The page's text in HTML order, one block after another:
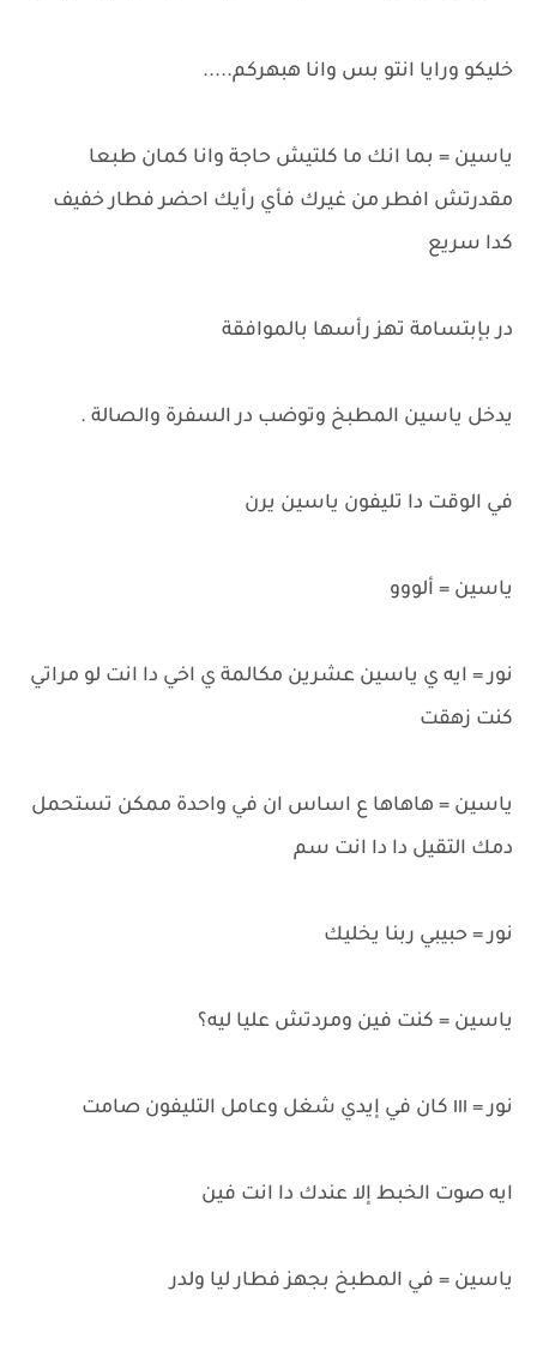
خليكو ورايا انتو بس وانا هبهركم.....
ياسين = بما انك ما كلتيش حاجة وانا كمان طبعا
مقدرتش افطر من غيرك فأي رأيك احضر فطار خفيف
كدا سريع
در بإبتسامة تهز رأسها بالموافقة
يدخل ياسين المطبخ وتوضب در السفرة والصالة .
في الوقت دا تليفون ياسين يرن
ياسين = ألووو
نور = ايه ي ياسين عشرين مكالمة ي اخي دا انت لو مراتي
كنت زهقت
ياسين = هاهاها ع اساس ان في واحدة ممكن تستحمل
دمك التقيل دا دا انت سم
نور = حبيبي ربنا يخليك
ياسين = كنت فين ومردتش عليا ليه؟
نور = ١١١ كان في إيدي شغل وعامل التليفون صامت
ايه صوت الخبط إلا عندك دا انت فين
ياسين = في المطبخ بجهز فطار ليا ولدر